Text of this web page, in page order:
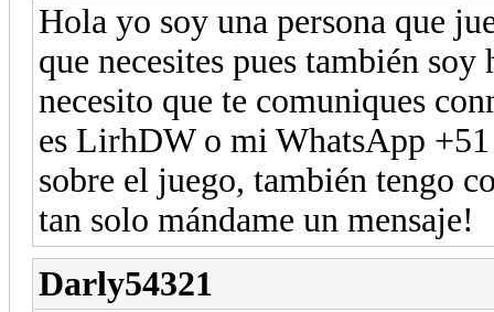
Hola yo soy una persona que
que necesites pues también
necesito que te comuniques
es LirhDW o mi WhatsApp
sobre el juego, también tengo
tan solo mándame un mensaje!
Darly54321